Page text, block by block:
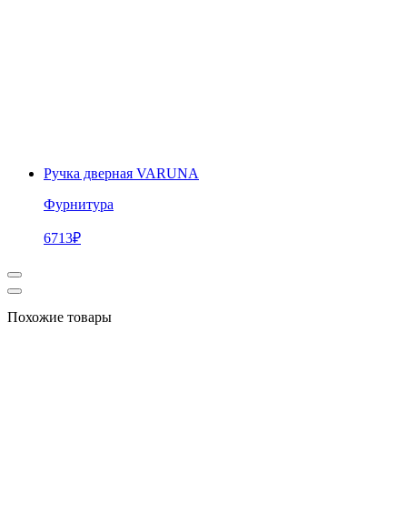
Ручка дверная VARUNA
Фурнитура
6713₽
Похожие товары